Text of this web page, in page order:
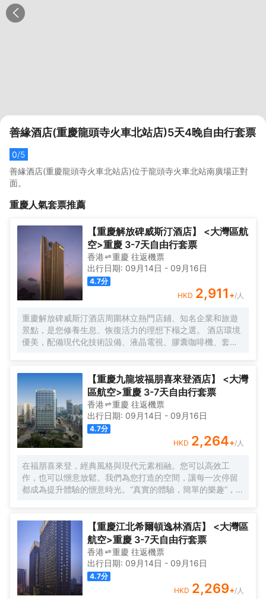
善緣酒店(重慶龍頭寺火車北站店)5天4晚自由行套票
0/5
善緣酒店(重慶龍頭寺火車北站店)位于龍頭寺火車北站南廣場正對
面。
重慶人氣套票推薦
【重慶解放碑威斯汀酒店】 <大灣區航
空>重慶 3-7天自由行套票
香港 重慶 往返機票
出行日期: 09月14日 - 09月16日
4.7分
HKD 2,911 +/人
重慶解放碑威斯汀酒店周圍林立熱門店鋪、知名企業和旅遊
景點，是您修養生息、恢復活力的理想下榻之選。 酒店環境
優美，配備現代化技術設備、液晶電視、膠囊咖啡機、套房
【重慶九龍坡福朋喜來登酒店】 <大灣
區航空>重慶 3-7天自由行套票
香港 重慶 往返機票
出行日期: 09月14日 - 09月16日
4.7分
HKD 2,264+/人
在福朋喜來登，經典風格與現代元素相融。您可以高效工
作，也可以愜意放鬆。我們為您打造的空間，讓每一次停留
都成為提升體驗的愜意時光。“真實的體驗，簡單的樂趣”，強
【重慶江北希爾頓逸林酒店】 <大灣區
航空>重慶 3-7天自由行套票
香港 重慶 往返機票
出行日期: 09月14日 - 09月16日
4.7分
HKD 2,269+/人